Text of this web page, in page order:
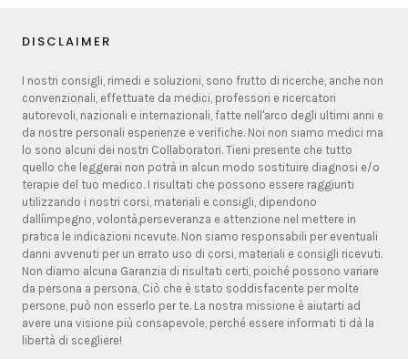
DISCLAIMER
I nostri consigli, rimedi e soluzioni, sono frutto di ricerche, anche non
convenzionali, effettuate da medici, professori e ricercatori
autorevoli, nazionali e internazionali, fatte nell'arco degli ultimi anni e
da nostre personali esperienze e verifiche. Noi non siamo medici ma
lo sono alcuni dei nostri Collaboratori. Tieni presente che tutto
quello che leggerai non potrà in alcun modo sostituire diagnosi e/o
terapie del tuo medico. I risultati che possono essere raggiunti
utilizzando i nostri corsi, materiali e consigli, dipendono
dallíimpegno, volontà,perseveranza e attenzione nel mettere in
pratica le indicazioni ricevute. Non siamo responsabili per eventuali
danni avvenuti per un errato uso di corsi, materiali e consigli ricevuti.
Non diamo alcuna Garanzia di risultati certi, poiché possono variare
da persona a persona, Ciò che è stato soddisfacente per molte
persone, può non esserlo per te. La nostra missione è aiutarti ad
avere una visione più consapevole, perché essere informati ti dà la
libertà di scegliere!